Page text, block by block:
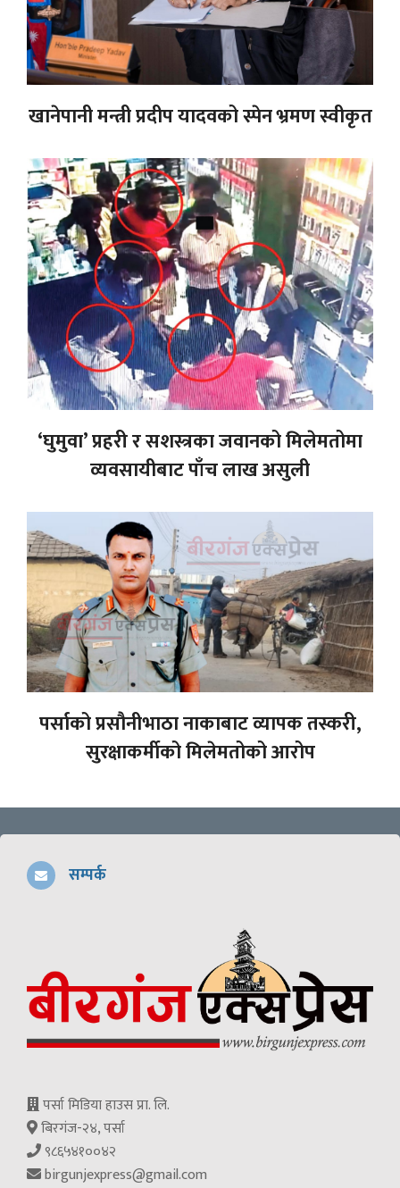
खानेपानी मन्त्री प्रदीप यादवको स्पेन भ्रमण स्वीकृत
‘घुमुवा’ प्रहरी र सशस्त्रका जवानको मिलेमतोमा
व्यवसायीबाट पाँच लाख असुली
पर्साको प्रसौनीभाठा नाकाबाट व्यापक तस्करी,
सुरक्षाकर्मीको मिलेमतोको आरोप
सम्पर्क
पर्सा मिडिया हाउस प्रा. लि.
बिरगंज-२४, पर्सा
९८६५४१००४२
birgunjexpress@gmail.com